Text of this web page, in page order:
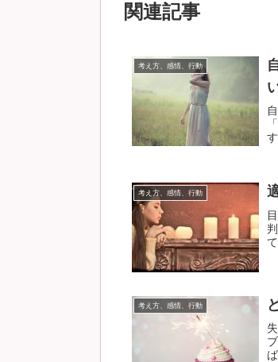
関連記事
考え方、感情、行動
考え方、感情、行動
考え方、感情、行動